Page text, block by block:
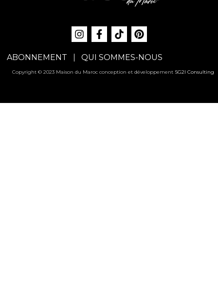
ABONNEMENT QUI SOMMES-NOUS
Copyright © 2023 Maison du Maroc conception et développement SG2I Consulting